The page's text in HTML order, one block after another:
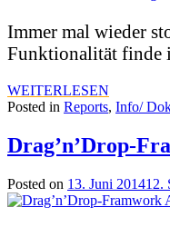
Immer mal wieder
Funktionalität finde
WEITERLESEN
Posted in Reports, Info/
Drag’n’Drop-
Posted on 13. Juni 201412.